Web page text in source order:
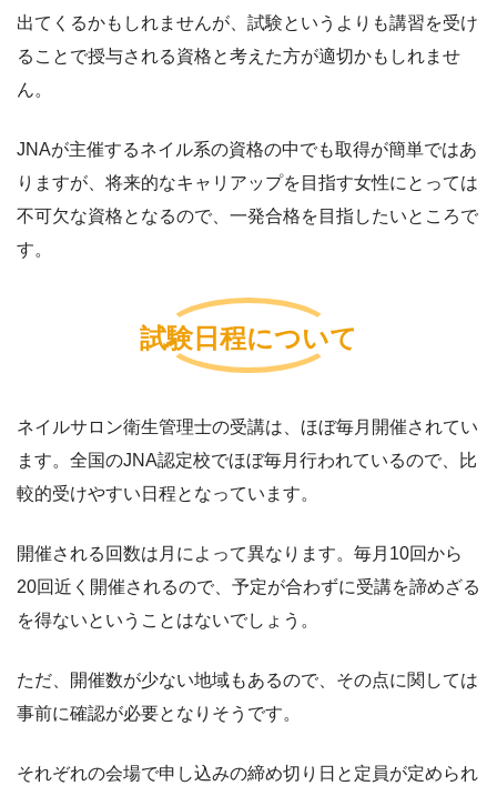
出てくるかもしれませんが、試験というよりも講習を受け
ることで授与される資格と考えた方が適切かもしれませ
ん。
JNAが主催するネイル系の資格の中でも取得が簡単ではあ
りますが、将来的なキャリアップを目指す女性にとっては
不可欠な資格となるので、一発合格を目指したいところで
す。
試験日程について
ネイルサロン衛生管理士の受講は、ほぼ毎月開催されてい
ます。全国のJNA認定校でほぼ毎月行われているので、比
較的受けやすい日程となっています。
開催される回数は月によって異なります。毎月10回から
20回近く開催されるので、予定が合わずに受講を諦めざる
を得ないということはないでしょう。
ただ、開催数が少ない地域もあるので、その点に関しては
事前に確認が必要となりそうです。
それぞれの会場で申し込みの締め切り日と定員が定められ